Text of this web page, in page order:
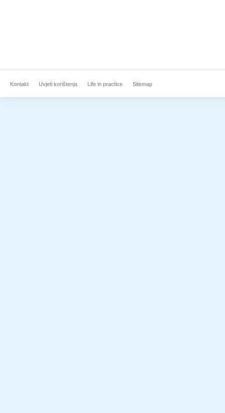
Kontakt Uvjeti korištenja Life in practice Sitemap